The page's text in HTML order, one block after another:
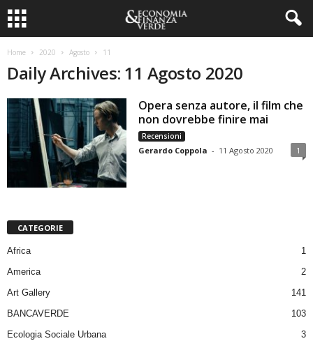
Home 2020 Agosto 11
Daily Archives: 11 Agosto 2020
Opera senza autore, il film che
non dovrebbe finire mai
Recensioni
Gerardo Coppola - 11 Agosto 2020 1
CATEGORIE
Africa
1
America
2
Art Gallery
141
BANCAVERDE
103
Ecologia Sociale Urbana
3